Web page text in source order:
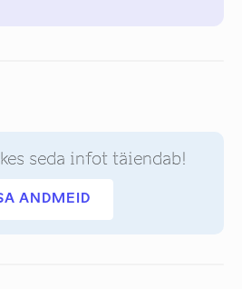
seda infot täiendab!
ANDMEID